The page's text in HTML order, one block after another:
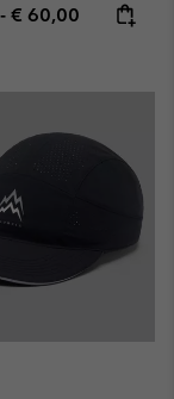
sale price:
- Maximum price:
€ 60,00